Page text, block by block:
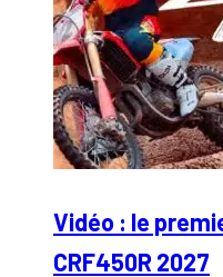
Vidéo : le
CRF450R 2027